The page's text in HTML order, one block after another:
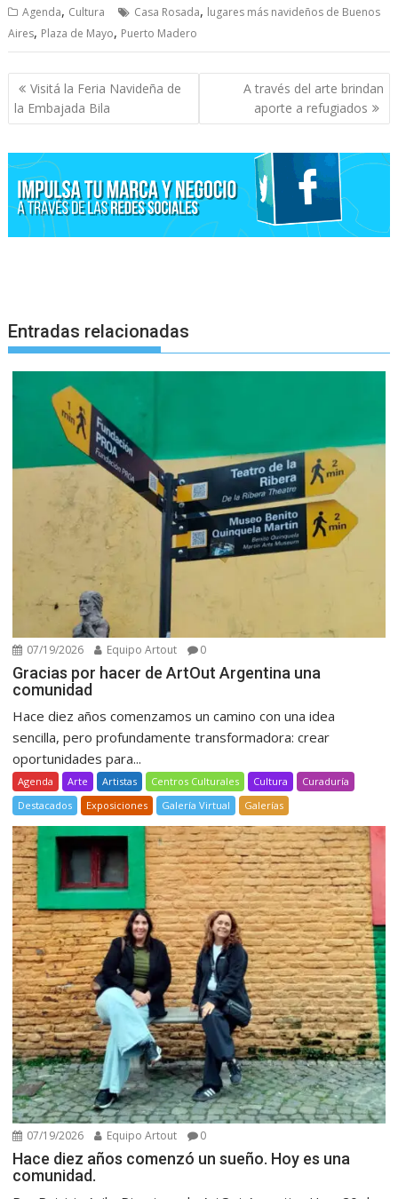
Agenda, Cultura Casa Rosada, lugares más navideños de Buenos
Aires, Plaza de Mayo, Puerto Madero
Navegación
de
entradas
Visitá la Feria Navideña de
la Embajada Bila
A través del arte brindan
aporte a refugiados
Entradas relacionadas
07/19/2026 Equipo Artout 0
Gracias por hacer de ArtOut Argentina una
comunidad
Hace diez años comenzamos un camino con una idea
sencilla, pero profundamente transformadora: crear
oportunidades para...
Agenda Arte Artistas Centros Culturales Cultura
Curaduría
Destacados
Exposiciones Galería Virtual Galerías
07/19/2026 Equipo Artout 0
Hace diez años comenzó un sueño. Hoy es una
comunidad.